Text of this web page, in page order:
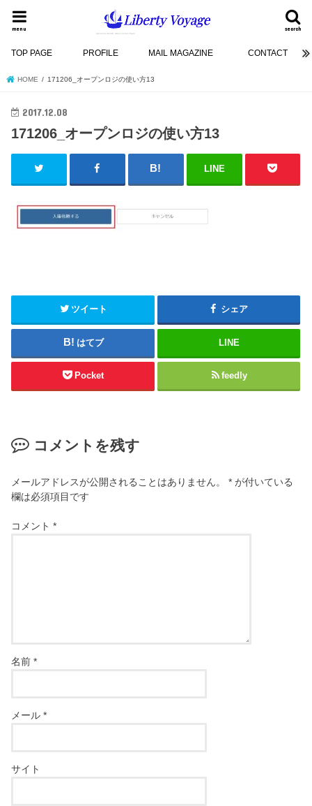
search
menu
TOP PAGE PROFILE MAIL MAGAZINE CONTACT
HOME 171206_オープンロジの使い方13
2017.12.08
171206_オープンロジの使い方13
LINE
ツイート シェア
はてブ LINE
Pocket feedly
コメントを残す
メールアドレスが公開されることはありません。 * が付いている
欄は必須項目です
コメント*
名前*
メール*
サイト